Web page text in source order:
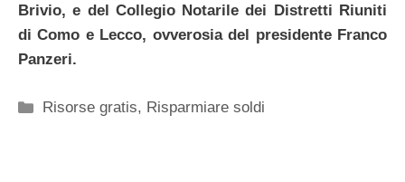
Brivio, e del Collegio Notarile dei Distretti Riuniti
di Como e Lecco, ovverosia del presidente Franco
Panzeri.
Categorie
Risorse gratis, Risparmiare soldi